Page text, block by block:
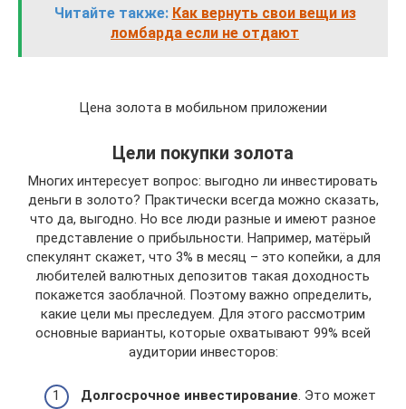
Читайте также: Как вернуть свои вещи из
ломбарда если не отдают
Цена золота в мобильном приложении
Цели покупки золота
Многих интересует вопрос: выгодно ли инвестировать
деньги в золото? Практически всегда можно сказать,
что да, выгодно. Но все люди разные и имеют разное
представление о прибыльности. Например, матёрый
спекулянт скажет, что 3% в месяц – это копейки, а для
любителей валютных депозитов такая доходность
покажется заоблачной. Поэтому важно определить,
какие цели мы преследуем. Для этого рассмотрим
основные варианты, которые охватывают 99% всей
аудитории инвесторов:
Долгосрочное инвестирование. Это может